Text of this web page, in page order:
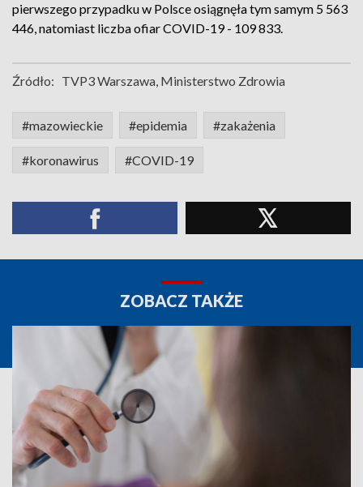
pierwszego przypadku w Polsce osiągnęła tym samym 5 563
446, natomiast liczba ofiar COVID-19 - 109 833.
Źródło: TVP3 Warszawa, Ministerstwo Zdrowia
#mazowieckie #epidemia #zakażenia
#koronawirus #COVID-19
ZOBACZ TAKŻE